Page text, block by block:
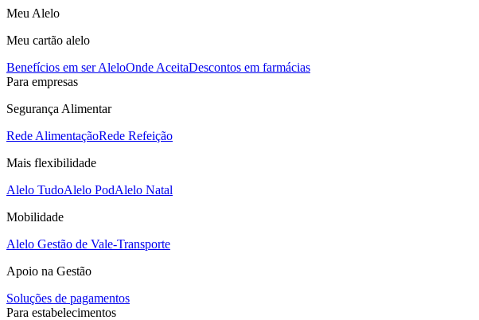
Meu Alelo
Meu cartão alelo
Benefícios em ser AleloOnde AceitaDescontos em farmácias
Para empresas
Segurança Alimentar
Rede AlimentaçãoRede Refeição
Mais flexibilidade
Alelo TudoAlelo PodAlelo Natal
Mobilidade
Alelo Gestão de Vale-Transporte
Apoio na Gestão
Soluções de pagamentos
Para estabelecimentos